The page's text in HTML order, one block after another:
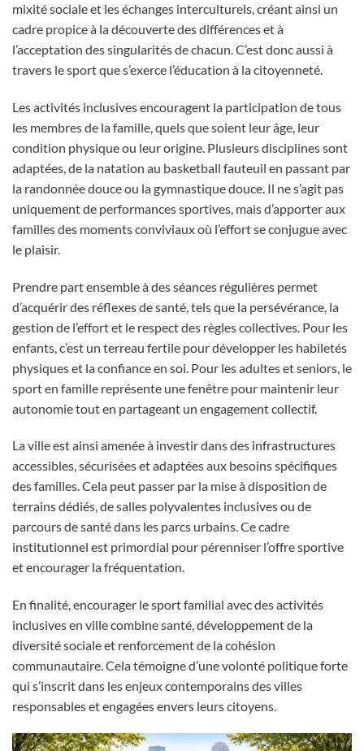
mixité sociale et les échanges interculturels, créant ainsi un
cadre propice à la découverte des différences et à
l’acceptation des singularités de chacun. C’est donc aussi à
travers le sport que s’exerce l’éducation à la citoyenneté.
Les activités inclusives encouragent la participation de tous
les membres de la famille, quels que soient leur âge, leur
condition physique ou leur origine. Plusieurs disciplines sont
adaptées, de la natation au basketball fauteuil en passant par
la randonnée douce ou la gymnastique douce. Il ne s’agit pas
uniquement de performances sportives, mais d’apporter aux
familles des moments conviviaux où l’effort se conjugue avec
le plaisir.
Prendre part ensemble à des séances régulières permet
d’acquérir des réflexes de santé, tels que la persévérance, la
gestion de l’effort et le respect des règles collectives. Pour les
enfants, c’est un terreau fertile pour développer les habiletés
physiques et la confiance en soi. Pour les adultes et seniors, le
sport en famille représente une fenêtre pour maintenir leur
autonomie tout en partageant un engagement collectif.
La ville est ainsi amenée à investir dans des infrastructures
accessibles, sécurisées et adaptées aux besoins spécifiques
des familles. Cela peut passer par la mise à disposition de
terrains dédiés, de salles polyvalentes inclusives ou de
parcours de santé dans les parcs urbains. Ce cadre
institutionnel est primordial pour pérenniser l’offre sportive
et encourager la fréquentation.
En finalité, encourager le sport familial avec des activités
inclusives en ville combine santé, développement de la
diversité sociale et renforcement de la cohésion
communautaire. Cela témoigne d’une volonté politique forte
qui s’inscrit dans les enjeux contemporains des villes
responsables et engagées envers leurs citoyens.